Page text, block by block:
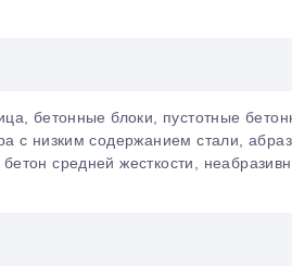
бетонные блоки, пустотные
с низким содержанием стали,
средней жесткости,